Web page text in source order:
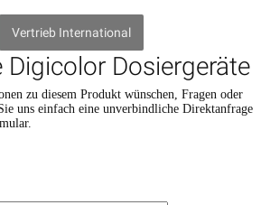
Vertrieb International
Digicolor Dosiergeräte
zu diesem Produkt wünschen, Fragen oder
uns einfach eine unverbindliche Direktanfrage